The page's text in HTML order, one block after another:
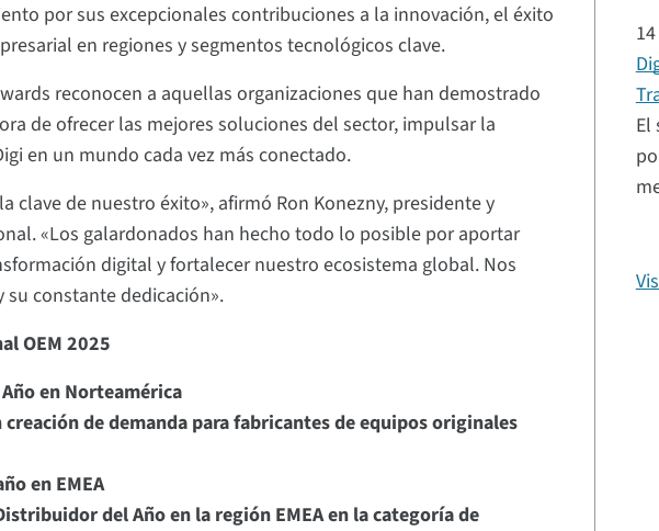
por sus excepcionales contribuciones a la innovación, el éxito
en regiones y segmentos tecnológicos clave.
reconocen a aquellas organizaciones que han demostrado
de ofrecer las mejores soluciones del sector, impulsar la
en un mundo cada vez más conectado.
clave de nuestro éxito», afirmó Ron Konezny, presidente y
«Los galardonados han hecho todo lo posible por aportar
digital y fortalecer nuestro ecosistema global. Nos
constante dedicación».
OEM 2025
en Norteamérica
de demanda para fabricantes de equipos originales
en EMEA
del Año en la región EMEA en la categoría de
El